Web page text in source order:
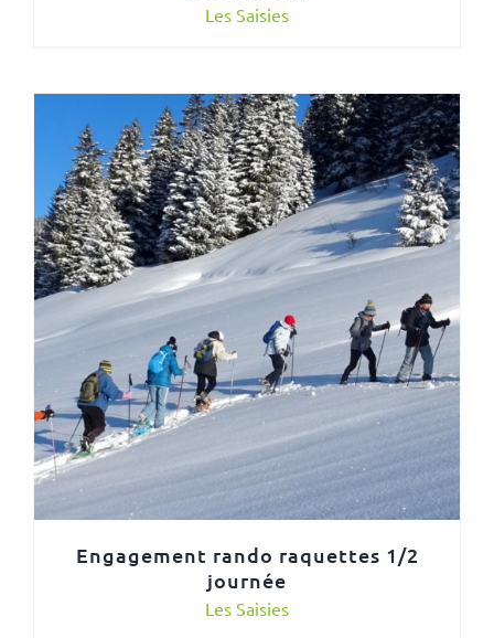
Les Saisies
Engagement rando raquettes 1/2
journée
Les Saisies